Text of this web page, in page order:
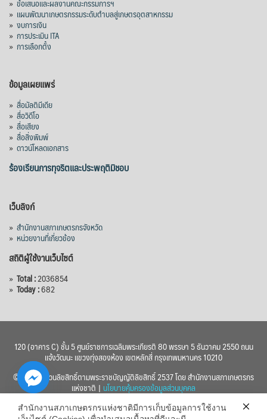
» ข้อเสนอและผลงานคณะกรรมการฯ
» แผนพัฒนาเกษตรกรรมระดับตำบลสู่เกษตรอุตสาหกรรม
» งบการเงิน
» การประเมิน ITA
» การเลือกตั้ง
ข้อมูลเผยแพร่
» สื่อมัลติมีเดีย
» สื่อวิดีโอ
» สื่อเสียง
» สื่อสิ่งพิมพ์
» ดาวน์โหลดเอกสาร
ร้องเรียนการทุจริตและประพฤติมิชอบ
เว็บลิงก์
» สำนักงานสภาเกษตรกรจังหวัด
» หน่วยงานที่เกี่ยวข้อง
สถิติผู้ใช้งานเว็บไซต์
» Total :2036854
» Today :682
120 (อาคาร C) ชั้น 5 ศูนย์ราชการเฉลิมพระเกียรติ 80 พรรษา 5 ธันวาคม 2550 ถนน
แจ้งวัฒนะ แขวงทุ่งสองห้อง เขตหลักสี่ กรุงเทพมหานคร 10210
© 2560 สงวนลิขสิทธิ์ตามพระราชบัญญัติลิขสิทธิ์ 2537 โดย สำนักงานสภาเกษตรกร
แห่งชาติ | นโยบายคุ้มครองข้อมูลส่วนบุคคล
สำนักงานสภาเกษตรกรแห่งชาติมีการเก็บข้อมูลการใช้งาน